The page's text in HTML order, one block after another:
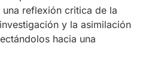
reflexión critica de la
y la asimilación
hacia una